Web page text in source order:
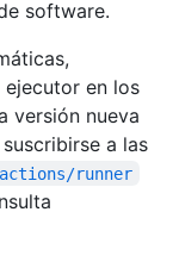
software.
en los
versión nueva
a las
actions/runner